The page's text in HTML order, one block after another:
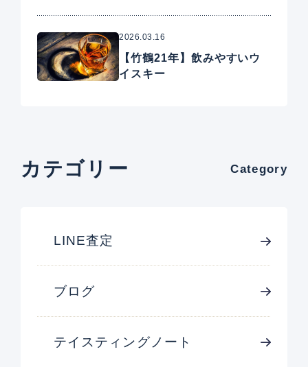
2026.03.16
【竹鶴21年】飲みやすいウ
イスキー
カテゴリー Category
LINE査定
ブログ
テイスティングノート